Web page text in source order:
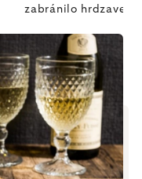
zabránilo